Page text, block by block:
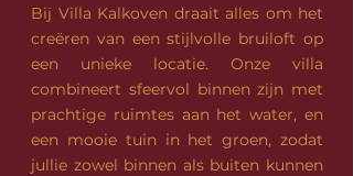
Bij Villa Kalkoven draait alles om het
creëren van een stijlvolle bruiloft op
een unieke locatie. Onze villa
combineert sfeervol binnen zijn met
prachtige ruimtes aan het water, en
een mooie tuin in het groen, zodat
jullie zowel binnen als buiten kunnen